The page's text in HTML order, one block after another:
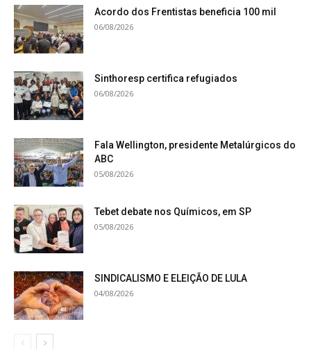
Acordo dos Frentistas beneficia 100 mil
06/08/2026
Sinthoresp certifica refugiados
06/08/2026
Fala Wellington, presidente Metalúrgicos do
ABC
05/08/2026
Tebet debate nos Químicos, em SP
05/08/2026
SINDICALISMO E ELEIÇÃO DE LULA
04/08/2026